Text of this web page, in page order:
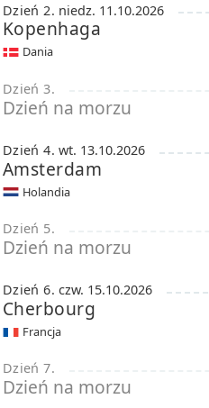
Dzień 2. niedz. 11.10.2026
Kopenhaga
Dania
Dzień 3.
Dzień na morzu
Dzień 4. wt. 13.10.2026
Amsterdam
Holandia
Dzień 5.
Dzień na morzu
Dzień 6. czw. 15.10.2026
Cherbourg
Francja
Dzień 7.
Dzień na morzu